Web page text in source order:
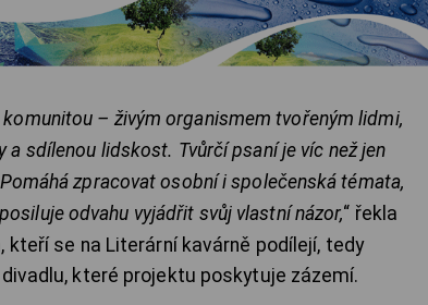
– živým organismem tvořeným lidmi,
sdílenou lidskost. Tvůrčí psaní je víc než jen
zpracovat osobní i společenská témata,
odvahu vyjádřit svůj vlastní názor,“ řekla
se na Literární kavárně podílejí, tedy
které projektu poskytuje zázemí.